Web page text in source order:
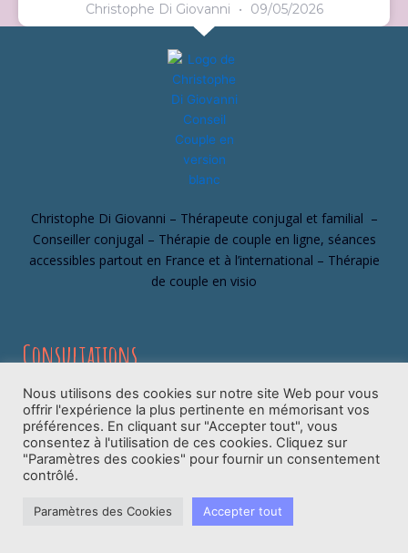
Christophe Di Giovanni 09/05/2026
Christophe Di Giovanni – Thérapeute conjugal et familial –
Conseiller conjugal – Thérapie de couple en ligne, séances
accessibles partout en France et à l’international – Thérapie
de couple en visio
Consultations
Séparation & Divorce
Communication
Jalousie
Addiction sexuelle
Famille recomposée
Cabinet en ligne
Thérapie de couple en ligne
06 16 05 33 39
Contactez moi
Nous utilisons des cookies sur notre site Web pour vous
offrir l'expérience la plus pertinente en mémorisant vos
préférences. En cliquant sur "Accepter tout", vous
consentez à l'utilisation de ces cookies. Cliquez sur
"Paramètres des cookies" pour fournir un consentement
contrôlé.
Paramètres des Cookies Accepter tout